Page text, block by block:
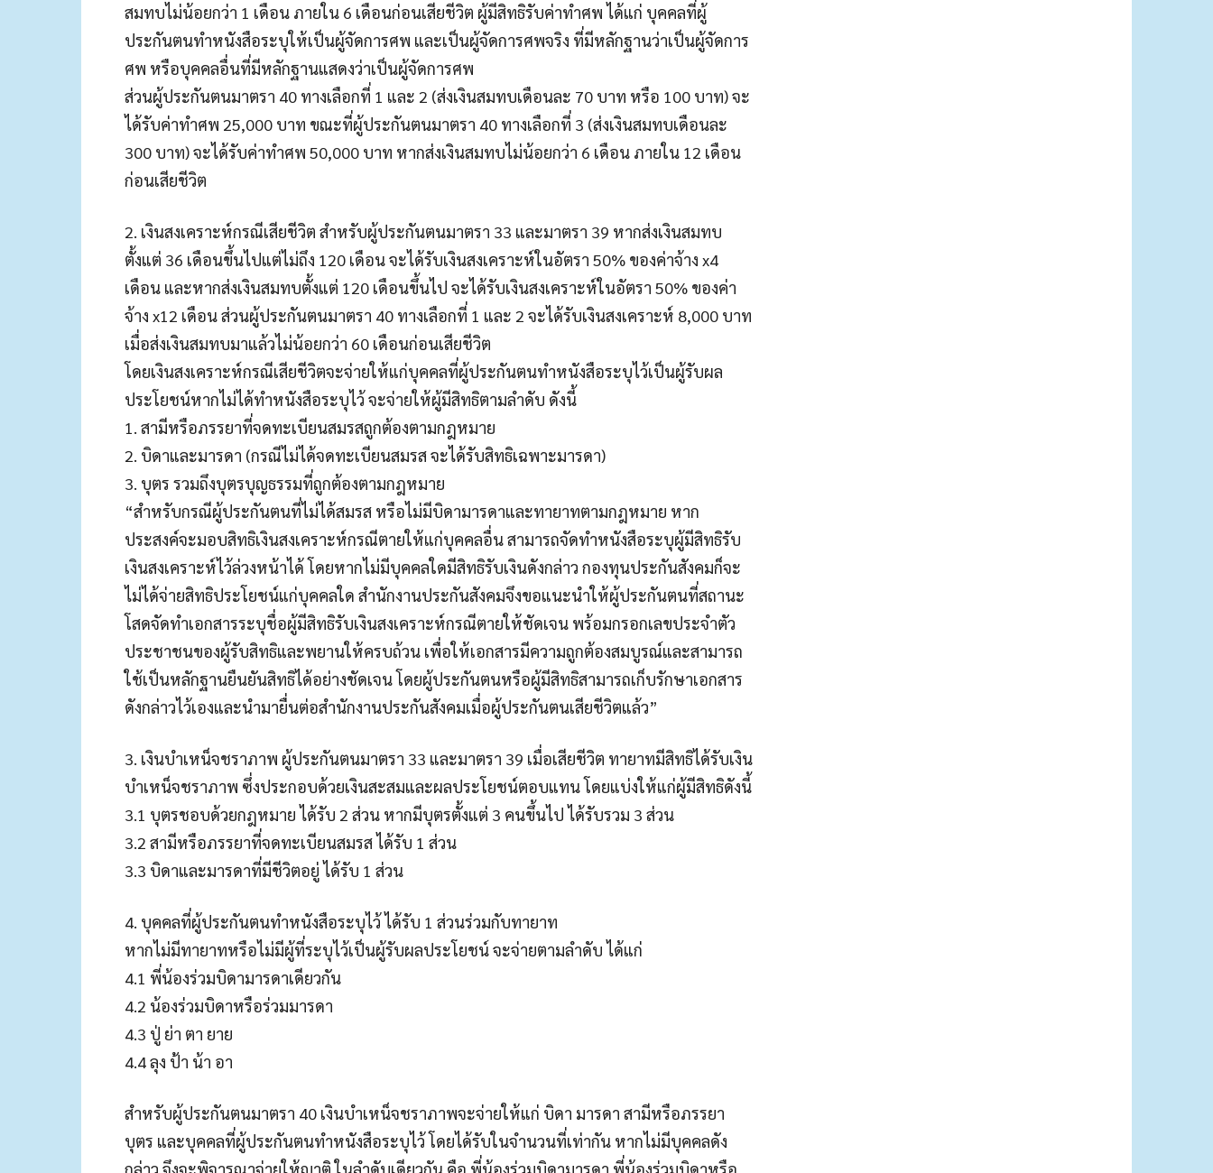
สมทบไม่น้อยกว่า 1 เดือน ภายใน 6 เดือนก่อนเสียชีวิต ผู้มีสิทธิรับค่าทำศพ ได้แก่ บุคคลที่ผู้
ประกันตนทำหนังสือระบุให้เป็นผู้จัดการศพ และเป็นผู้จัดการศพจริง ที่มีหลักฐานว่าเป็นผู้จัดการ
ศพ หรือบุคคลอื่นที่มีหลักฐานแสดงว่าเป็นผู้จัดการศพ
ส่วนผู้ประกันตนมาตรา 40 ทางเลือกที่ 1 และ 2 (ส่งเงินสมทบเดือนละ 70 บาท หรือ 100 บาท) จะ
ได้รับค่าทำศพ 25,000 บาท ขณะที่ผู้ประกันตนมาตรา 40 ทางเลือกที่ 3 (ส่งเงินสมทบเดือนละ
300 บาท) จะได้รับค่าทำศพ 50,000 บาท หากส่งเงินสมทบไม่น้อยกว่า 6 เดือน ภายใน 12 เดือน
ก่อนเสียชีวิต
2. เงินสงเคราะห์กรณีเสียชีวิต สำหรับผู้ประกันตนมาตรา 33 และมาตรา 39 หากส่งเงินสมทบ
ตั้งแต่ 36 เดือนขึ้นไปแต่ไม่ถึง 120 เดือน จะได้รับเงินสงเคราะห์ในอัตรา 50% ของค่าจ้าง x4
เดือน และหากส่งเงินสมทบตั้งแต่ 120 เดือนขึ้นไป จะได้รับเงินสงเคราะห์ในอัตรา 50% ของค่า
จ้าง x12 เดือน ส่วนผู้ประกันตนมาตรา 40 ทางเลือกที่ 1 และ 2 จะได้รับเงินสงเคราะห์ 8,000 บาท
เมื่อส่งเงินสมทบมาแล้วไม่น้อยกว่า 60 เดือนก่อนเสียชีวิต
โดยเงินสงเคราะห์กรณีเสียชีวิตจะจ่ายให้แก่บุคคลที่ผู้ประกันตนทำหนังสือระบุไว้เป็นผู้รับผล
ประโยชน์หากไม่ได้ทำหนังสือระบุไว้ จะจ่ายให้ผู้มีสิทธิตามลำดับ ดังนี้
1. สามีหรือภรรยาที่จดทะเบียนสมรสถูกต้องตามกฎหมาย
2. บิดาและมารดา (กรณีไม่ได้จดทะเบียนสมรส จะได้รับสิทธิเฉพาะมารดา)
3. บุตร รวมถึงบุตรบุญธรรมที่ถูกต้องตามกฎหมาย
“สำหรับกรณีผู้ประกันตนที่ไม่ได้สมรส หรือไม่มีบิดามารดาและทายาทตามกฎหมาย หาก
ประสงค์จะมอบสิทธิเงินสงเคราะห์กรณีตายให้แก่บุคคลอื่น สามารถจัดทำหนังสือระบุผู้มีสิทธิรับ
เงินสงเคราะห์ไว้ล่วงหน้าได้ โดยหากไม่มีบุคคลใดมีสิทธิรับเงินดังกล่าว กองทุนประกันสังคมก็จะ
ไม่ได้จ่ายสิทธิประโยชน์แก่บุคคลใด สำนักงานประกันสังคมจึงขอแนะนำให้ผู้ประกันตนที่สถานะ
โสดจัดทำเอกสารระบุชื่อผู้มีสิทธิรับเงินสงเคราะห์กรณีตายให้ชัดเจน พร้อมกรอกเลขประจำตัว
ประชาชนของผู้รับสิทธิและพยานให้ครบถ้วน เพื่อให้เอกสารมีความถูกต้องสมบูรณ์และสามารถ
ใช้เป็นหลักฐานยืนยันสิทธิได้อย่างชัดเจน โดยผู้ประกันตนหรือผู้มีสิทธิสามารถเก็บรักษาเอกสาร
ดังกล่าวไว้เองและนำมายื่นต่อสำนักงานประกันสังคมเมื่อผู้ประกันตนเสียชีวิตแล้ว”
3. เงินบำเหน็จชราภาพ ผู้ประกันตนมาตรา 33 และมาตรา 39 เมื่อเสียชีวิต ทายาทมีสิทธิได้รับเงิน
บำเหน็จชราภาพ ซึ่งประกอบด้วยเงินสะสมและผลประโยชน์ตอบแทน โดยแบ่งให้แก่ผู้มีสิทธิดังนี้
3.1 บุตรชอบด้วยกฎหมาย ได้รับ 2 ส่วน หากมีบุตรตั้งแต่ 3 คนขึ้นไป ได้รับรวม 3 ส่วน
3.2 สามีหรือภรรยาที่จดทะเบียนสมรส ได้รับ 1 ส่วน
3.3 บิดาและมารดาที่มีชีวิตอยู่ ได้รับ 1 ส่วน
4. บุคคลที่ผู้ประกันตนทำหนังสือระบุไว้ ได้รับ 1 ส่วนร่วมกับทายาท
หากไม่มีทายาทหรือไม่มีผู้ที่ระบุไว้เป็นผู้รับผลประโยชน์ จะจ่ายตามลำดับ ได้แก่
4.1 พี่น้องร่วมบิดามารดาเดียวกัน
4.2 น้องร่วมบิดาหรือร่วมมารดา
4.3 ปู่ ย่า ตา ยาย
4.4 ลุง ป้า น้า อา
สำหรับผู้ประกันตนมาตรา 40 เงินบำเหน็จชราภาพจะจ่ายให้แก่ บิดา มารดา สามีหรือภรรยา
บุตร และบุคคลที่ผู้ประกันตนทำหนังสือระบุไว้ โดยได้รับในจำนวนที่เท่ากัน หากไม่มีบุคคลดัง
กล่าว จึงจะพิจารณาจ่ายให้ญาติ ในลำดับเดียวกัน คือ พี่น้องร่วมบิดามารดา พี่น้องร่วมบิดาหรือ